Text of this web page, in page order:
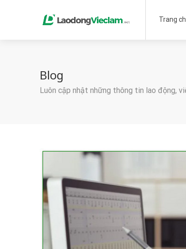
Trang
Blog
Luôn cập nhật những thông tin lao động,